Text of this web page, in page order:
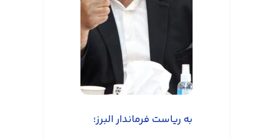
به ریاست فرماندار البرز؛